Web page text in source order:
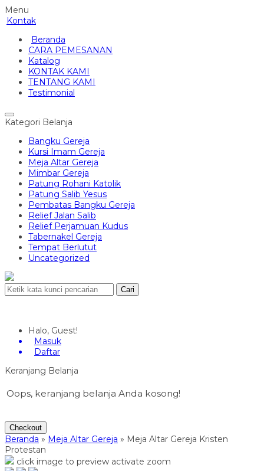
Menu
Kontak
Beranda
CARA PEMESANAN
Katalog
KONTAK KAMI
TENTANG KAMI
Testimonial
Kategori Belanja
Bangku Gereja
Kursi Imam Gereja
Meja Altar Gereja
Mimbar Gereja
Patung Rohani Katolik
Patung Salib Yesus
Pembatas Bangku Gereja
Relief Jalan Salib
Relief Perjamuan Kudus
Tabernakel Gereja
Tempat Berlutut
Uncategorized
Cari
Halo, Guest!
Masuk
Daftar
Keranjang Belanja
Oops, keranjang belanja Anda kosong!
Checkout
Beranda » Meja Altar Gereja » Meja Altar Gereja Kristen
Protestan
click image to preview activate zoom